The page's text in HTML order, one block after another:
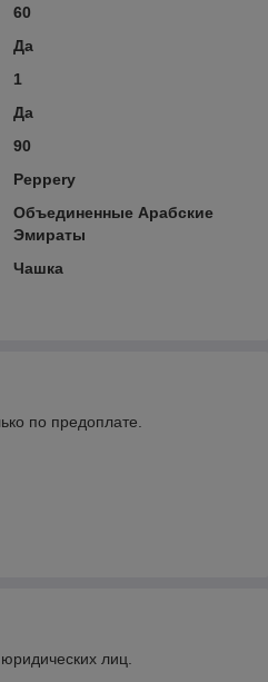
60
Да
1
Да
90
Peppery
Объединенные Арабские
Эмираты
Чашка
по предоплате.
лиц.